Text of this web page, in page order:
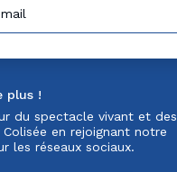
plus !
du spectacle vivant et des
en rejoignant notre
les réseaux sociaux.